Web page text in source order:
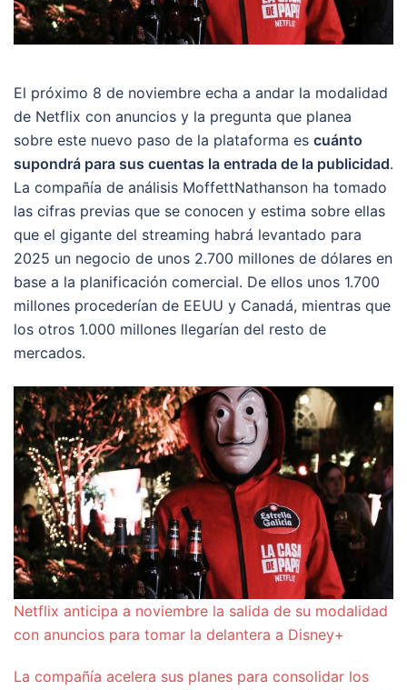
El próximo 8 de noviembre echa a andar la modalidad
de Netflix con anuncios y la pregunta que planea
sobre este nuevo paso de la plataforma es cuánto
supondrá para sus cuentas la entrada de la publicidad.
La compañía de análisis MoffettNathanson ha tomado
las cifras previas que se conocen y estima sobre ellas
que el gigante del streaming habrá levantado para
2025 un negocio de unos 2.700 millones de dólares en
base a la planificación comercial. De ellos unos 1.700
millones procederían de EEUU y Canadá, mientras que
los otros 1.000 millones llegarían del resto de
mercados.
Netflix anticipa a noviembre la salida de su modalidad
con anuncios para tomar la delantera a Disney+
La compañía acelera sus planes para consolidar los